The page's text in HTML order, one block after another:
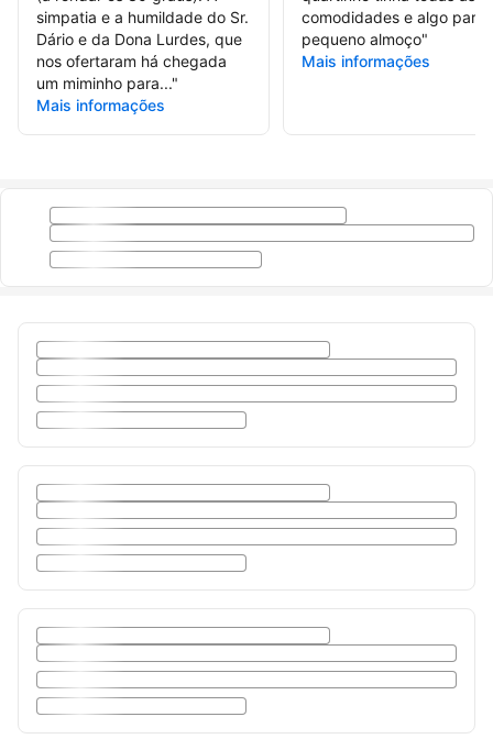
simpatia e a humildade do Sr.
Dário e da Dona Lurdes, que
nos ofertaram há chegada
um miminho para..."
Mais informações
comodidades e algo para
pequeno almoço"
Mais informações